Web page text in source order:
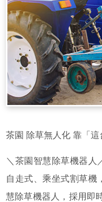
茶園 除草無人化 靠「這
＼茶園智慧除草機器人
自走式、乘坐式割草機
慧除草機器人，採用即